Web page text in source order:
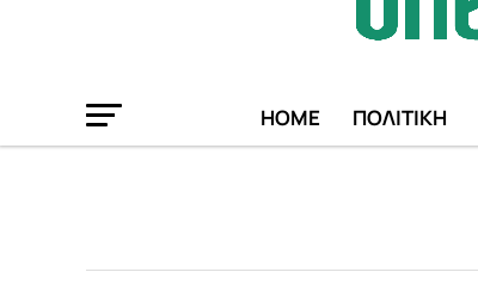
HOME ΠΟΛΙΤΙΚΗ